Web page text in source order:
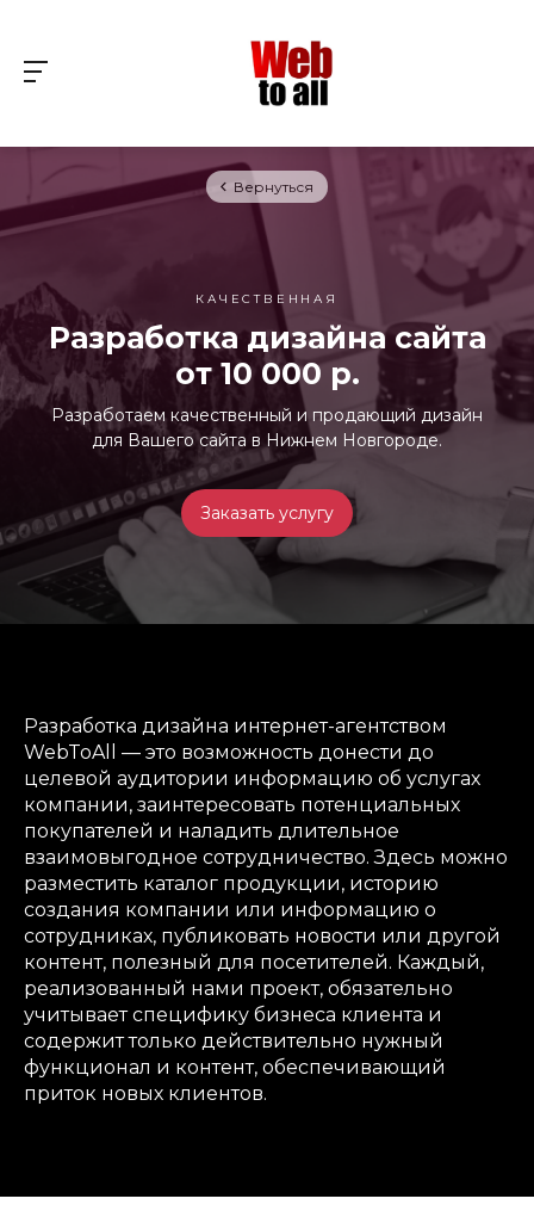
Вернуться
КАЧЕСТВЕННАЯ
Разработка дизайна сайта
от 10 000 р.
Разработаем качественный и продающий дизайн
для Вашего сайта в Нижнем Новгороде.
Заказать услугу
Разработка дизайна интернет-агентством
WebToAll — это возможность донести до
целевой аудитории информацию об услугах
компании, заинтересовать потенциальных
покупателей и наладить длительное
взаимовыгодное сотрудничество. Здесь можно
разместить каталог продукции, историю
создания компании или информацию о
сотрудниках, публиковать новости или другой
контент, полезный для посетителей. Каждый,
реализованный нами проект, обязательно
учитывает специфику бизнеса клиента и
содержит только действительно нужный
функционал и контент, обеспечивающий
приток новых клиентов.